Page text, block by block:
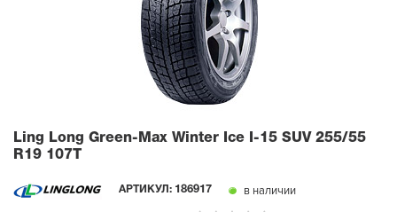
Ling Long Green-Max Winter Ice I-15 SUV 255/55
R19 107T
АРТИКУЛ: 186917 в наличии